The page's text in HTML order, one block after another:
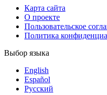
Карта сайта
О проекте
Пользовательское
Политика
Выбор языка
English
Español
Русский